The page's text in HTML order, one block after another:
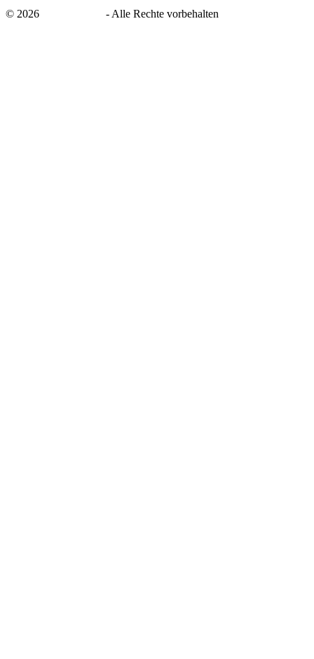
© 2026 - Alle Rechte vorbehalten